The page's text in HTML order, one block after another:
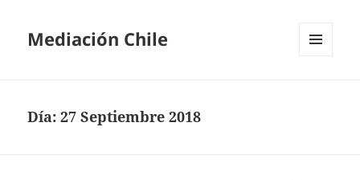
Mediación Chile
Día:27 Septiembre 2018